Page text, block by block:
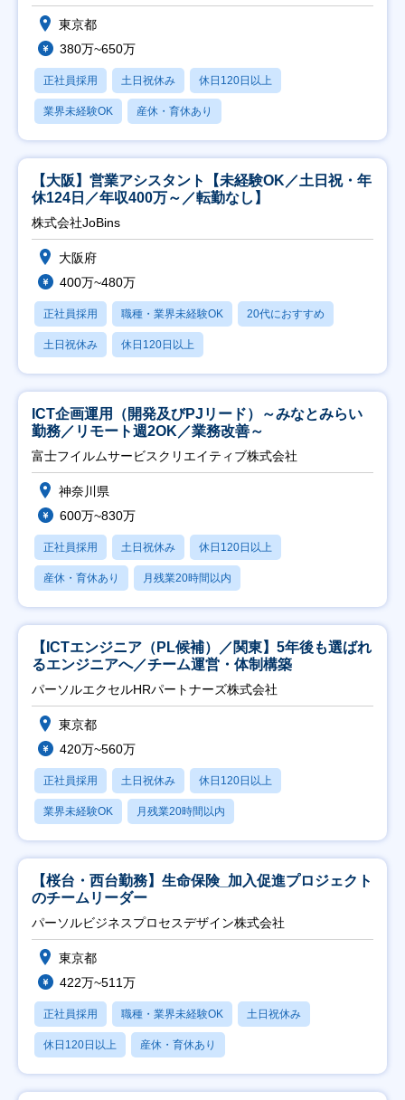
東京都
380万~650万
正社員採用 土日祝休み 休日120日以上
業界未経験OK 産休・育休あり
【大阪】営業アシスタント【未経験OK／土日祝・年
休124日／年収400万～／転勤なし】
株式会社JoBins
大阪府
400万~480万
正社員採用 職種・業界未経験OK 20代におすすめ
土日祝休み 休日120日以上
ICT企画運用（開発及びPJリード）～みなとみらい
勤務／リモート週2OK／業務改善～
富士フイルムサービスクリエイティブ株式会社
神奈川県
600万~830万
正社員採用 土日祝休み 休日120日以上
産休・育休あり 月残業20時間以内
【ICTエンジニア（PL候補）／関東】5年後も選ばれ
るエンジニアへ／チーム運営・体制構築
パーソルエクセルHRパートナーズ株式会社
東京都
420万~560万
正社員採用 土日祝休み 休日120日以上
業界未経験OK 月残業20時間以内
【桜台・西台勤務】生命保険_加入促進プロジェクト
のチームリーダー
パーソルビジネスプロセスデザイン株式会社
東京都
422万~511万
正社員採用 職種・業界未経験OK 土日祝休み
休日120日以上 産休・育休あり